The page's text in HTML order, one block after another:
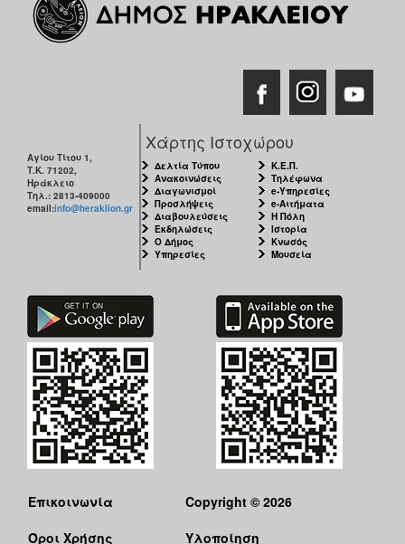
Αγίου Τίτου 1,
Τ.Κ. 71202,
Ηράκλειο
Τηλ.: 2813-409000
email:info@heraklion.gr
Χάρτης Ιστοχώρου
Δελτία Τύπου
Ανακοινώσεις
Διαγωνισμοί
Προσλήψεις
Διαβουλεύσεις
Εκδηλώσεις
Ο Δήμος
Υπηρεσίες
Κ.Ε.Π.
Τηλέφωνα
e-Υπηρεσίες
e-Αιτήματα
Η Πόλη
Ιστορία
Κνωσός
Μουσεία
Επικοινωνία
Όροι Χρήσης
Copyright © 2026
Υλοποίηση